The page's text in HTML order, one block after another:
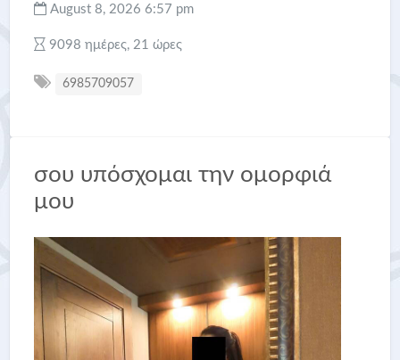
August 8, 2026 6:57 pm
9098 ημέρες, 21 ώρες
6985709057
σου υπόσχομαι την ομορφιά
μου